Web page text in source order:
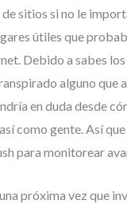
sitios si no le
útiles que
Debido a sabes
alguno que
en duda desde
como gente. Así
para monitorear
próxima vez que